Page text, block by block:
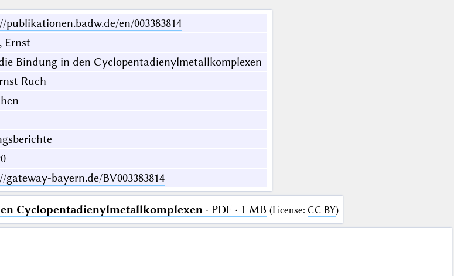
publikationen.badw.de/en/003383814
, Ernst
Bindung in den Cyclopentadienylmetallkomplexen
Ruch
gateway-bayern.de/BV003383814
Cyclopentadienylmetallkomplexen · PDF · 1 MB (License: CC BY)